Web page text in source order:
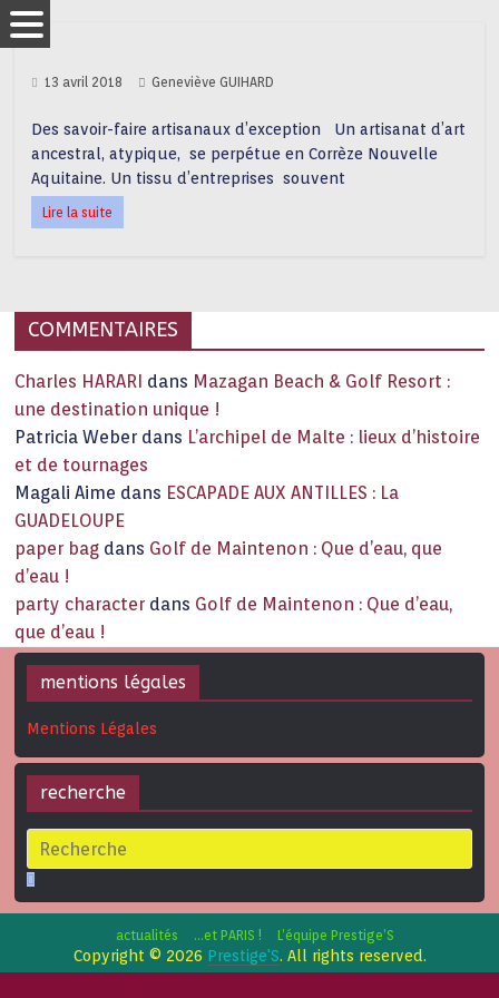
13 avril 2018 Geneviève GUIHARD
Des savoir-faire artisanaux d’exception Un artisanat d’art
ancestral, atypique, se perpétue en Corrèze Nouvelle
Aquitaine. Un tissu d’entreprises souvent
Lire la suite
COMMENTAIRES
Charles HARARI dans Mazagan Beach & Golf Resort :
une destination unique !
Patricia Weber dans L’archipel de Malte : lieux d’histoire
et de tournages
Magali Aime dans ESCAPADE AUX ANTILLES : La
GUADELOUPE
paper bag dans Golf de Maintenon : Que d’eau, que
d’eau !
party character dans Golf de Maintenon : Que d’eau,
que d’eau !
mentions légales
Mentions Légales
recherche
actualités …et PARIS ! L’équipe Prestige’S
Copyright © 2026 Prestige'S. All rights reserved.